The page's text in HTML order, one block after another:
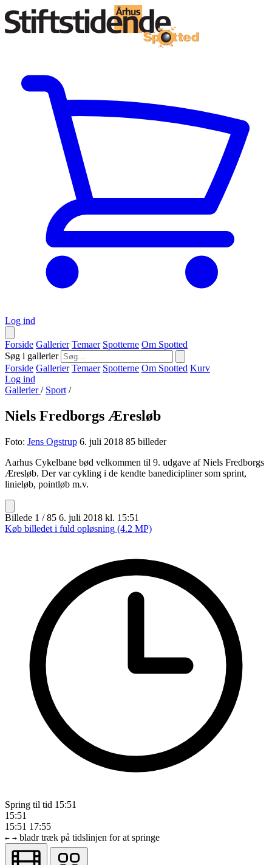
Log ind
Forside Gallerier Temaer Spotterne Om Spotted
Søg i gallerier
Forside Gallerier Temaer Spotterne Om Spotted Kurv
Log ind
Gallerier/ Sport /
Niels Fredborgs Æresløb
Foto: Jens Ogstrup 6. juli 2018 85 billeder
Aarhus Cykelbane bød velkommen til 9. udgave af Niels Fredborgs
Æresløb. Der var cykling i de kendte banedicipliner som sprint,
linieløb, pointløb m.v.
Billede 1 / 85 6. juli 2018 kl. 15:51
Køb billedet i fuld opløsning (4.2 MP)
Spring til tid 15:51
15:51
15:51 17:55
← → bladr træk på tidslinjen for at springe